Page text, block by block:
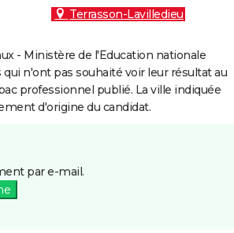
Terrasson-Lavilledieu
- Ministère de l'Education nationale
n'ont pas souhaité voir leur résultat au
professionnel publié. La ville indiquée
d'origine du candidat.
par e-mail.